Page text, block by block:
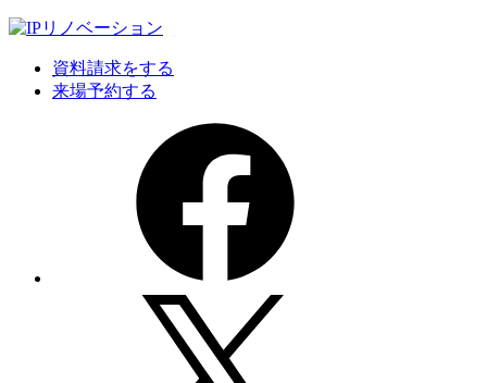
資料請求をする
来場予約する